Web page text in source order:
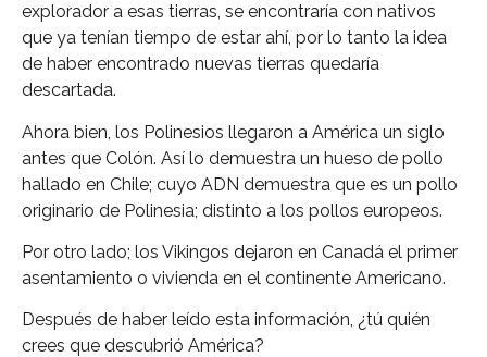
explorador a esas tierras, se encontraría con nativos
que ya tenían tiempo de estar ahí, por lo tanto la idea
de haber encontrado nuevas tierras quedaría
descartada.
Ahora bien, los Polinesios llegaron a América un siglo
antes que Colón. Así lo demuestra un hueso de pollo
hallado en Chile; cuyo ADN demuestra que es un pollo
originario de Polinesia; distinto a los pollos europeos.
Por otro lado; los Vikingos dejaron en Canadá el primer
asentamiento o vivienda en el continente Americano.
Después de haber leído esta información, ¿tú quién
crees que descubrió América?